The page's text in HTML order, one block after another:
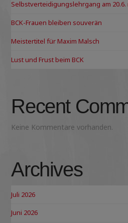
Selbstverteidigungslehrgang am
BCK-Frauen bleiben souverän
Meistertitel für Maxim Malsch
Lust und Frust beim BCK
Recent
Keine Kommentare vorhanden.
Archives
Juli 2026
Juni 2026